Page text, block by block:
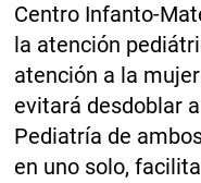
Centro Infanto-
la atención
atención a la
evitará desdoblar
Pediatría de
en uno solo,